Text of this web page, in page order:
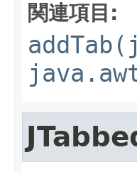
関連項目: